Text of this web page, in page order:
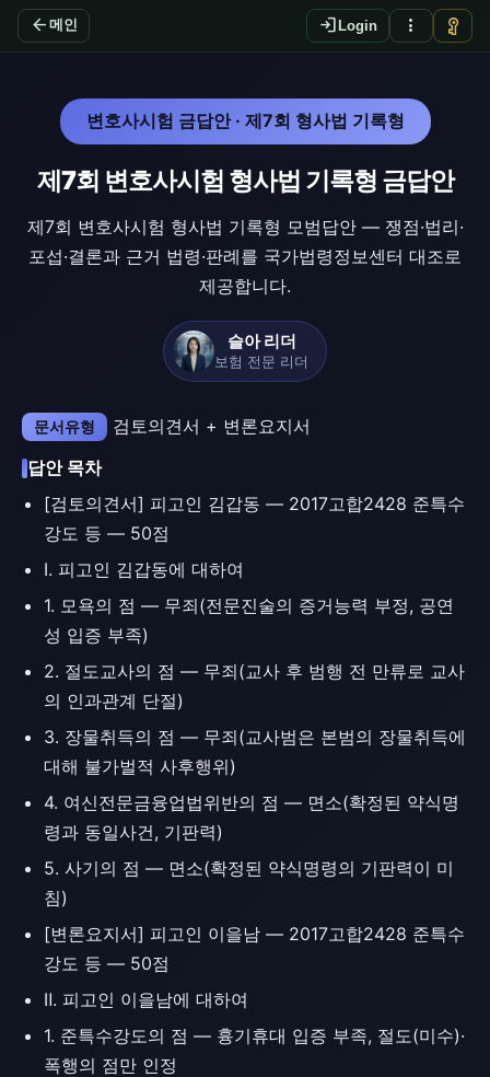
arrow_back 메인 login Login more_vert vpn_key
변호사시험 금답안 · 제7회 형사법 기록형
제7회 변호사시험 형사법 기록형 금답안
제7회 변호사시험 형사법 기록형 모범답안 — 쟁점·법리·
포섭·결론과 근거 법령·판례를 국가법령정보센터 대조로
제공합니다.
슬아 리더
보험 전문 리더
문서유형
검토의견서 + 변론요지서
답안 목차
[검토의견서] 피고인 김갑동 — 2017고합2428 준특수
강도 등 — 50점
Ⅰ. 피고인 김갑동에 대하여
1. 모욕의 점 — 무죄(전문진술의 증거능력 부정, 공연
성 입증 부족)
2. 절도교사의 점 — 무죄(교사 후 범행 전 만류로 교사
의 인과관계 단절)
3. 장물취득의 점 — 무죄(교사범은 본범의 장물취득에
대해 불가벌적 사후행위)
4. 여신전문금융업법위반의 점 — 면소(확정된 약식명
령과 동일사건, 기판력)
5. 사기의 점 — 면소(확정된 약식명령의 기판력이 미
침)
[변론요지서] 피고인 이을남 — 2017고합2428 준특수
강도 등 — 50점
Ⅱ. 피고인 이을남에 대하여
1. 준특수강도의 점 — 흉기휴대 입증 부족, 절도(미수)·
폭행의 점만 인정